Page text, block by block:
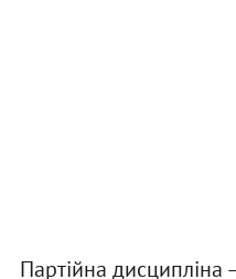
Партійна дисципліна